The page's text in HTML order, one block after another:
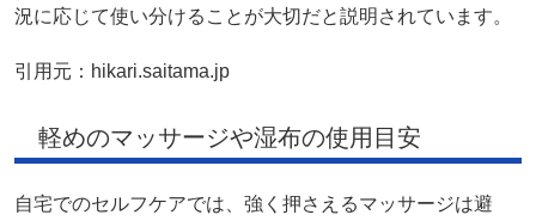
況に応じて使い分けることが大切だと説明されています。
引用元： hikari.saitama.jp
軽めのマッサージや湿布の使用目安
自宅でのセルフケアでは、強く押さえるマッサージは避